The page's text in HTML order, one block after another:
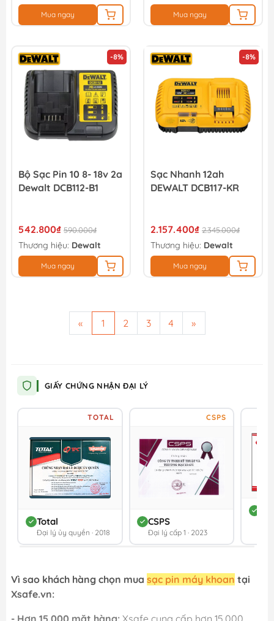
Mua ngay Mua ngay
-8%
Bộ Sạc Pin 10 8- 18v 2a
Dewalt DCB112-B1
542.800₫ 590.000₫
Thương hiệu: Dewalt
Mua ngay
-8%
Sạc Nhanh 12ah
DEWALT DCB117-KR
2.157.400₫ 2.345.000₫
Thương hiệu: Dewalt
Mua ngay
« 1 2 3 4 »
GIẤY CHỨNG NHẬN ĐẠI LÝ
TOTAL
Total
Đại lý ủy quyền · 2018
CSPS
CSPS
Đại lý cấp 1 · 2023
Vì sao khách hàng chọn mua sạc pin máy khoan tại
Xsafe.vn:
- Hơn 15.000 mặt hàng: Xsafe cung cấp hơn 15.000